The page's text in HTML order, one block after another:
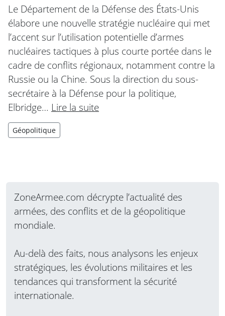
Le Département de la Défense des États-Unis
élabore une nouvelle stratégie nucléaire qui met
l’accent sur l’utilisation potentielle d’armes
nucléaires tactiques à plus courte portée dans le
cadre de conflits régionaux, notamment contre la
Russie ou la Chine. Sous la direction du sous-
secrétaire à la Défense pour la politique,
Elbridge… Lire la suite
Géopolitique
ZoneArmee.com décrypte l’actualité des
armées, des conflits et de la géopolitique
mondiale.
Au-delà des faits, nous analysons les enjeux
stratégiques, les évolutions militaires et les
tendances qui transforment la sécurité
internationale.